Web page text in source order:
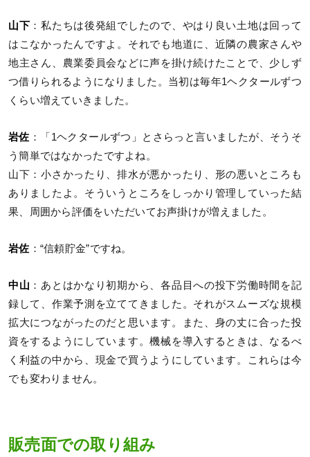
山下 ：私たちは後発組でしたので、やはり良い土地は回って
はこなかったんですよ。それでも地道に、近隣の農家さんや
地主さん、農業委員会などに声を掛け続けたことで、少しず
つ借りられるようになりました。当初は毎年1ヘクタールずつ
くらい増えていきました。
岩佐 ：「1ヘクタールずつ」とさらっと言いましたが、そうそ
う簡単ではなかったですよね。
山下：小さかったり、排水が悪かったり、形の悪いところも
ありましたよ。そういうところをしっかり管理していった結
果、周囲から評価をいただいてお声掛けが増えました。
岩佐 ：“信頼貯金”ですね。
中山 ：あとはかなり初期から、各品目への投下労働時間を記
録して、作業予測を立ててきました。それがスムーズな規模
拡大につながったのだと思います。また、身の丈に合った投
資をするようにしています。機械を導入するときは、なるべ
く利益の中から、現金で買うようにしています。これらは今
でも変わりません。
販売面での取り組み